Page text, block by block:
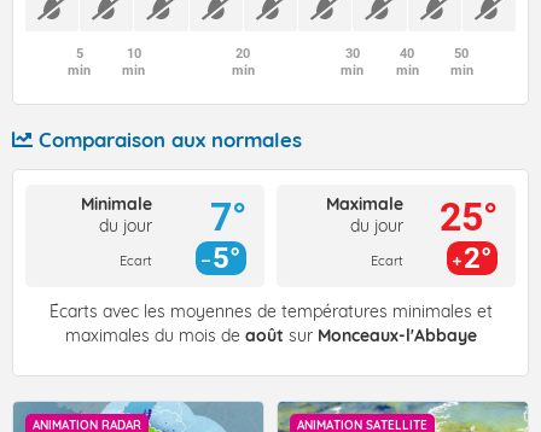
5
min
10
min
20
min
30
min
40
min
50
min
Comparaison aux normales
Minimale
du jour
Ecart
7°
5°
Maximale
du jour
Ecart
25°
2°
Écarts avec les moyennes de températures minimales et
maximales du mois de août sur Monceaux-l'Abbaye
ANIMATION RADAR ANIMATION SATELLITE